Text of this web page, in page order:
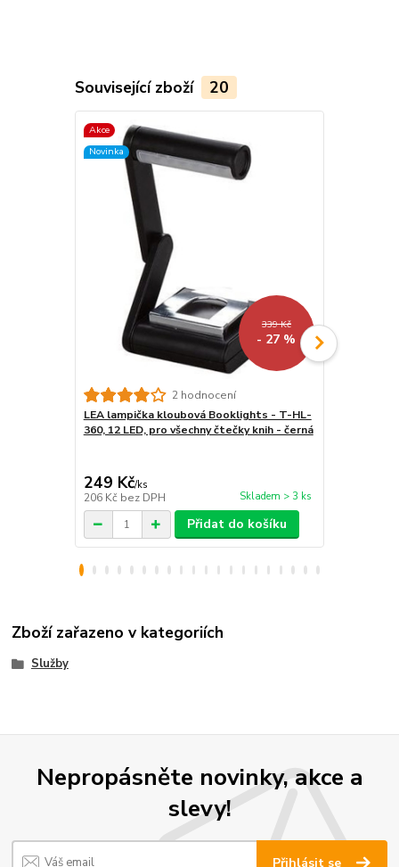
Související zboží 20
Akce
Novinka
339 Kč
- 27 %
2 hodnocení
LEA lampička kloubová Booklights - T-HL-
360, 12 LED, pro všechny čtečky knih - černá
249 Kč/ks
206 Kč bez DPH Skladem > 3 ks
Přidat do košíku
Zboží zařazeno v kategoriích
Služby
Nepropásněte novinky, akce a
slevy!
Přihlásit se